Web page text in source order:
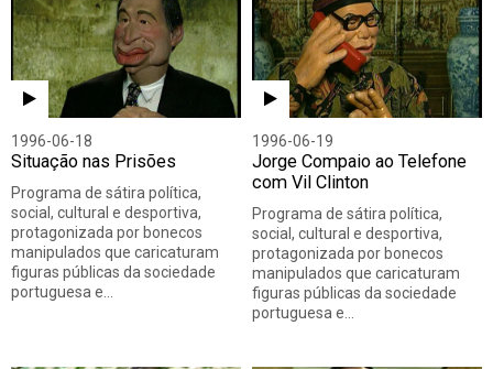
1996-06-18
Situação nas Prisões
Programa de sátira política,
social, cultural e desportiva,
protagonizada por bonecos
manipulados que caricaturam
figuras públicas da sociedade
portuguesa e…
1996-06-19
Jorge Compaio ao Telefone
com Vil Clinton
Programa de sátira política,
social, cultural e desportiva,
protagonizada por bonecos
manipulados que caricaturam
figuras públicas da sociedade
portuguesa e…